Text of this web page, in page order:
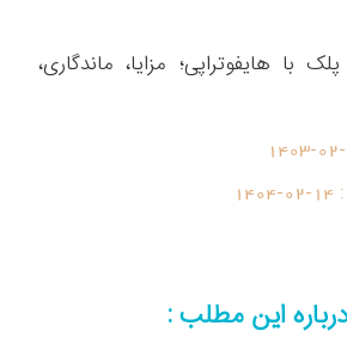
با هایفوتراپی؛ مزایا، ماندگاری،
1403-
1404-02-14
این مطلب :